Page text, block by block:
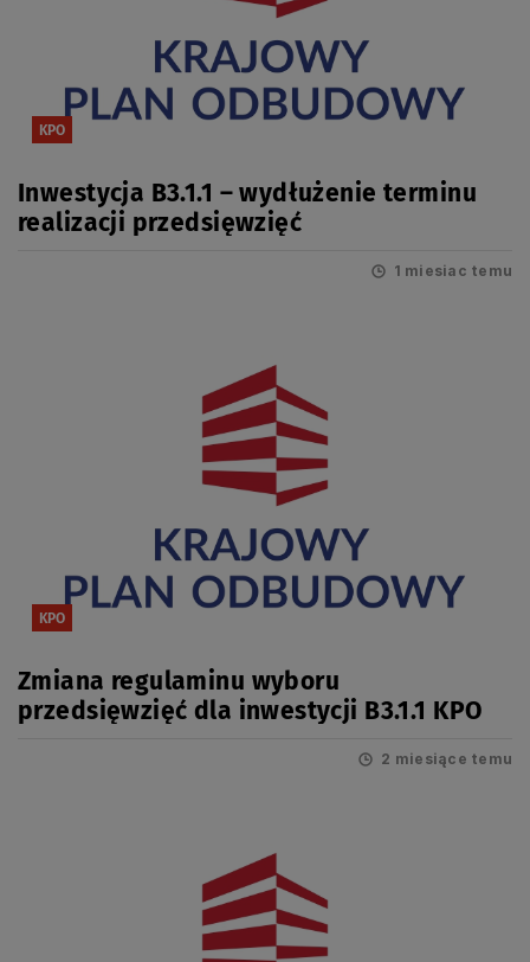
KPO
Inwestycja B3.1.1 – wydłużenie terminu
realizacji przedsięwzięć
1 miesiac temu
KPO
Zmiana regulaminu wyboru
przedsięwzięć dla inwestycji B3.1.1 KPO
2 miesiące temu